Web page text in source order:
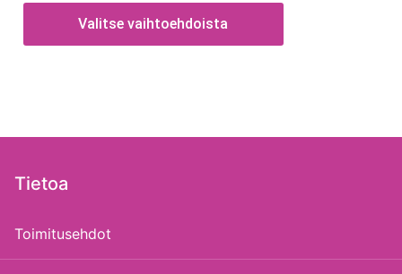
Valitse vaihtoehdoista
Tietoa
Toimitusehdot